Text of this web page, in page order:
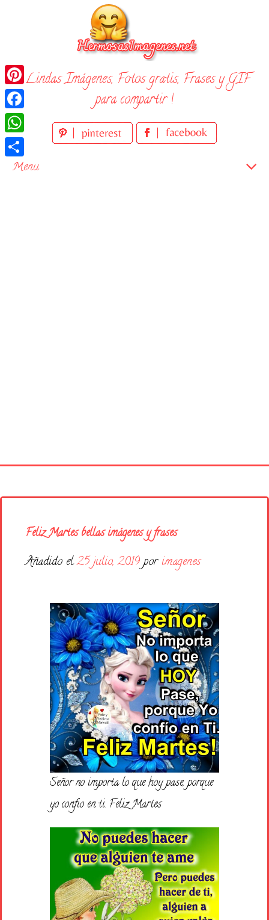
¡ Lindas Imágenes, Fotos gratis, Frases y GIF
para compartir !
Menu
Días de la Semana
Buenas Noches
Feliz Cumpleaños
Festividad
Feliz Martes bellas imágenes y frases
Añadido el25 julio, 2019 por imagenes
Señor no importa lo que hoy pase, porque
yo confio en ti. Feliz Martes
Pinterest
Facebook
WhatsApp
Compartir